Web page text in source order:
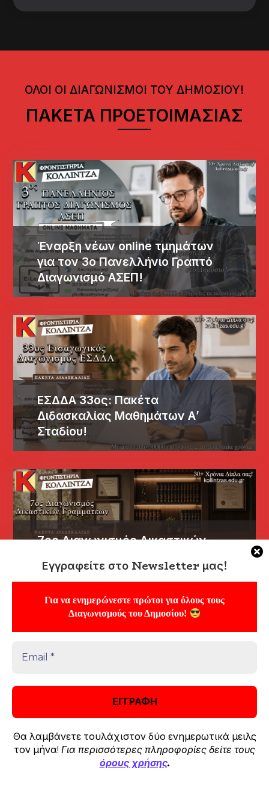
Εγγραφείτε στο Newsletter μας!
Για να ενημερώνεστε πρώτοι για όλους τους
Διαγωνισμούς του Δημοσίου!
Θα λαμβάνετε τουλάχιστον δύο ενημερωτικά μειλς
τον μήνα! Για περισσότερες πληροφορίες δείτε τους
όρους χρήσης.
ΟΛΟΙ ΟΙ ΔΙΑΓΩΝΙΣΜΟΙ ΤΟΥ ΔΗΜΟΣΙΟΥ!
ΠΑΚΕΤΑ ΠΡΟΕΤΟΙΜΑΣΙΑΣ
Έναρξη νέων online τμημάτων
για τον 3ο Πανελλήνιο Γραπτό
Διαγωνισμό ΑΣΕΠ!
ΕΣΔΔΑ 33ος: Πακέτα
Διδασκαλίας Μαθημάτων Α’
Σταδίου!
7ος Διαγωνισμός Δικαστικών
διδασκαλίας μαθημάτων Α’ & Β’
Ευρωπαϊκός Διαγωνισμός EPSO
μαθημάτων!